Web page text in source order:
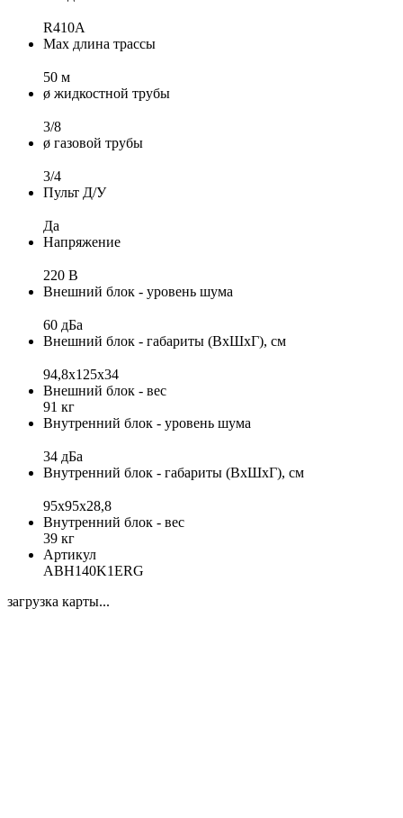
R410A
Max длина трассы
50 м
ø жидкостной трубы
3/8
ø газовой трубы
3/4
Пульт Д/У
Да
Напряжение
220 В
Внешний блок - уровень шума
60 дБа
Внешний блок - габариты (ВхШхГ), см
94,8x125x34
Внешний блок - вес
91 кг
Внутренний блок - уровень шума
34 дБа
Внутренний блок - габариты (ВхШхГ), см
95x95х28,8
Внутренний блок - вес
39 кг
Артикул
ABH140K1ERG
загрузка карты...